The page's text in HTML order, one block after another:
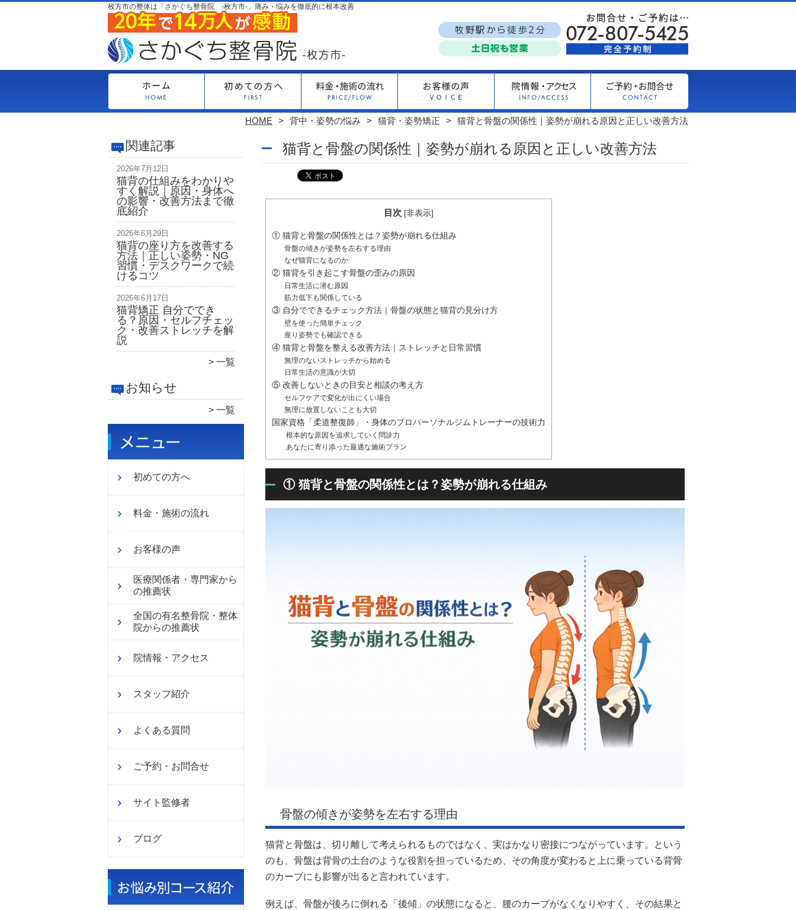
枚方市の整体は「さかぐち整骨院 -枚方市-」痛み・悩みを徹底的に根本改善
HOME 背中・姿勢の悩み 猫背・姿勢矯正 猫背と骨盤の関係性｜姿勢が崩れる原因と正しい改善方法
関連記事
2026年7月12日
猫背の仕組みをわかりや
すく解説｜原因・身体へ
の影響・改善方法まで徹
底紹介
2026年6月29日
猫背の座り方を改善する
方法｜正しい姿勢・NG
習慣・デスクワークで続
けるコツ
2026年6月17日
猫背矯正 自分ででき
る？原因・セルフチェッ
ク・改善ストレッチを解
説
一覧
お知らせ
一覧
初めての方へ
料金・施術の流れ
お客様の声
医療関係者・専門家から
の推薦状
全国の有名整骨院・整体
院からの推薦状
院情報・アクセス
スタッフ紹介
よくある質問
ご予約・お問合せ
サイト監修者
ブログ
猫背と骨盤の関係性｜姿勢が崩れる原因と正しい改善方法
目次 [非表示]
① 猫背と骨盤の関係性とは？姿勢が崩れる仕組み
骨盤の傾きが姿勢を左右する理由
なぜ猫背になるのか
② 猫背を引き起こす骨盤の歪みの原因
日常生活に潜む原因
筋力低下も関係している
③ 自分でできるチェック方法｜骨盤の状態と猫背の見分け方
壁を使った簡単チェック
座り姿勢でも確認できる
④ 猫背と骨盤を整える改善方法｜ストレッチと日常習慣
無理のないストレッチから始める
日常生活の意識が大切
⑤ 改善しないときの目安と相談の考え方
セルフケアで変化が出にくい場合
無理に放置しないことも大切
国家資格「柔道整復師」・身体のプロパーソナルジムトレーナーの技術力
根本的な原因を追求していく問診力
あなたに寄り添った最適な施術プラン
① 猫背と骨盤の関係性とは？姿勢が崩れる仕組み
骨盤の傾きが姿勢を左右する理由
猫背と骨盤は、切り離して考えられるものではなく、実はかなり密接につながっています。という
のも、骨盤は背骨の土台のような役割を担っているため、その角度が変わると上に乗っている背骨
のカーブにも影響が出ると言われています。
例えば、骨盤が後ろに倒れる「後傾」の状態になると、腰のカーブがなくなりやすく、その結果と